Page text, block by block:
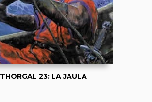
THORGAL 23: LA JAULA